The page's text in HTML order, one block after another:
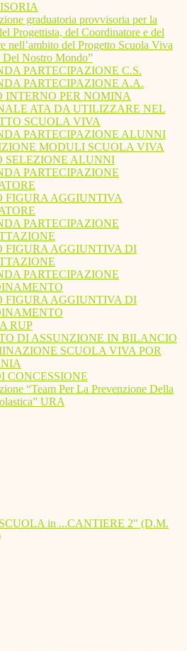
graduatoria provvisoria per la
Progettista, del Coordinatore e del
nell’ambito del Progetto Scuola Viva
Nostro Mondo”
PARTECIPAZIONE C.S.
PARTECIPAZIONE A.A.
INTERNO PER NOMINA
ATA DA UTILIZZARE NEL
SCUOLA VIVA
PARTECIPAZIONE ALUNNI
MODULI SCUOLA VIVA
SELEZIONE ALUNNI
PARTECIPAZIONE
FIGURA AGGIUNTIVA
PARTECIPAZIONE
FIGURA AGGIUNTIVA DI
PARTECIPAZIONE
FIGURA AGGIUNTIVA DI
RUP
DI ASSUNZIONE IN BILANCIO
SCUOLA VIVA POR
CONCESSIONE
“Team Per La Prevenzione Della
URA
in ...CANTIERE 2" (D.M.